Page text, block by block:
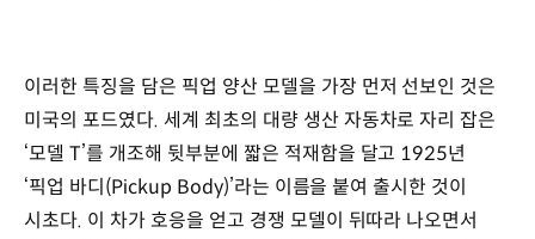
이러한 특징을 담은 픽업 양산 모델을 가장 먼저 선보인 것은
미국의 포드였다. 세계 최초의 대량 생산 자동차로 자리 잡은
‘모델 T’를 개조해 뒷부분에 짧은 적재함을 달고 1925년
‘픽업 바디(Pickup Body)’라는 이름을 붙여 출시한 것이
시초다. 이 차가 호응을 얻고 경쟁 모델이 뒤따라 나오면서